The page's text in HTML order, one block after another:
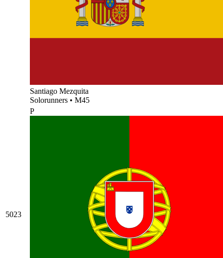
Santiago Mezquita
Solorunners • M45
5023
P